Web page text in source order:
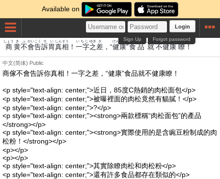
Available on
Login
Forgot password
Sign Up
商
しょう
黄
き
不
ふ
會告
かいこく
訴
そ
胃
い
真相
しんそう
！ 一字
いちじ
之
ゆき
差
さ
，“健康
けんこう
”食品
しょくひん
就
しゅう
不健康
ふけんこう
瞭
りょう
！
中文(简体) Public
商傢不會告訴你真相！一字之差，“健康”食品就不健康瞭！
<p style="text-align: center;">近日，85度C熱銷的肉松面包</p>
<p style="text-align: center;">被曝裡面的肉松竟然有貓膩！</p>
<p style="text-align: center;">?</p>
<p style="text-align: center;"><strong>兩款標稱“肉松面包”的產品
</strong></p>
<p style="text-align: center;"><strong>實際使用的是含豌豆粉制成的肉
松粉！</strong></p>
<p></p>
<p></p>
<p style="text-align: center;">其實除瞭肉松和肉松粉</p>
<p style="text-align: center;">還有許多食品都存在類似的</p>